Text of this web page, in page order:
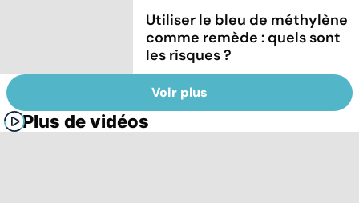
Utiliser le bleu de méthylène
comme remède : quels sont
les risques ?
Voir plus
Plus de vidéos